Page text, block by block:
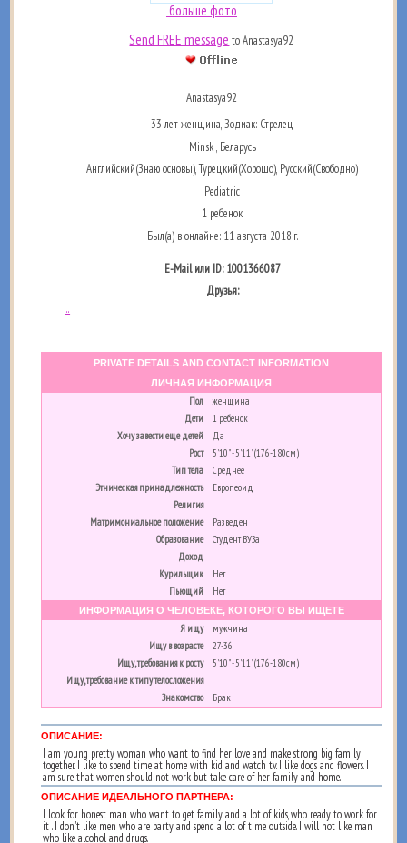
больше фото
Send FREE message to Anastasya92
Anastasya92
33 лет женщина, Зодиак: Стрелец
Minsk , Беларусь
Английский(Знаю основы), Турецкий(Хорошо), Русский(Свободно)
Pediatric
1 ребенок
Был(а) в онлайне: 11 августа 2018 г.
E-Mail или ID: 1001366087
Друзья:
...
PRIVATE DETAILS AND CONTACT INFORMATION
ЛИЧНАЯ ИНФОРМАЦИЯ
Пол
женщина
Дети
1 ребенок
Хочу завести еще детей
Да
Рост
5'10" - 5'11" (176-180см)
Тип тела
Среднее
Этническая принадлежность
Европеоид
Религия
Матримониальное положение
Разведен
Образование
Студент ВУЗа
Доход
Курильщик
Нет
Пьющий
Нет
ИНФОРМАЦИЯ О ЧЕЛОВЕКЕ, КОТОРОГО ВЫ ИЩЕТЕ
Я ищу
мужчина
Ищу в возрасте
27-36
Ищу, требования к росту
5'10" - 5'11" (176-180см)
Ищу, требование к типу телосложения
Знакомство
Брак
ОПИСАНИЕ:
I am young pretty woman who want to find her love and make strong big family
together. I like to spend time at home with kid and watch tv. I like dogs and flowers. I
am sure that women should not work but take care of her family and home.
ОПИСАНИЕ ИДЕАЛЬНОГО ПАРТНЕРА:
I look for honest man who want to get family and a lot of kids, who ready to work for
it . I don't like men who are party and spend a lot of time outside. I will not like man
who like alcohol and drugs.